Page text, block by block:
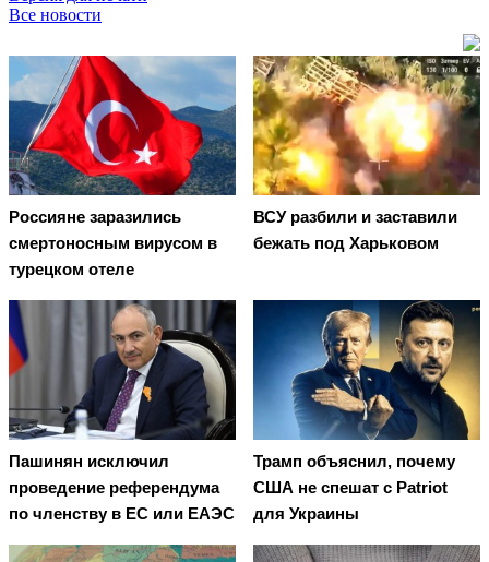
Все новости
Россияне заразились
смертоносным вирусом в
турецком отеле
ВСУ разбили и заставили
бежать под Харьковом
Пашинян исключил
проведение референдума
по членству в ЕС или ЕАЭС
Трамп объяснил, почему
США не спешат с Patriot
для Украины